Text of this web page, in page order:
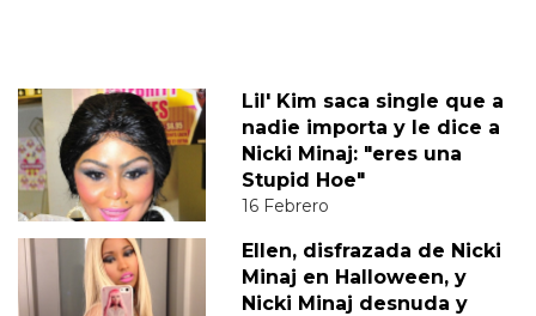
Lil' Kim saca single que a
nadie importa y le dice a
Nicki Minaj: "eres una
Stupid Hoe"
16 Febrero
Ellen, disfrazada de Nicki
Minaj en Halloween, y
Nicki Minaj desnuda y